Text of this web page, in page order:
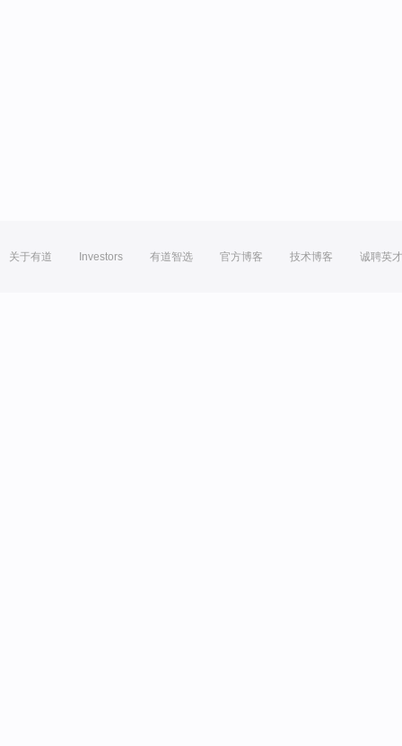
关于有道 Investors 有道智选 官方博客 技术博客 诚聘英才